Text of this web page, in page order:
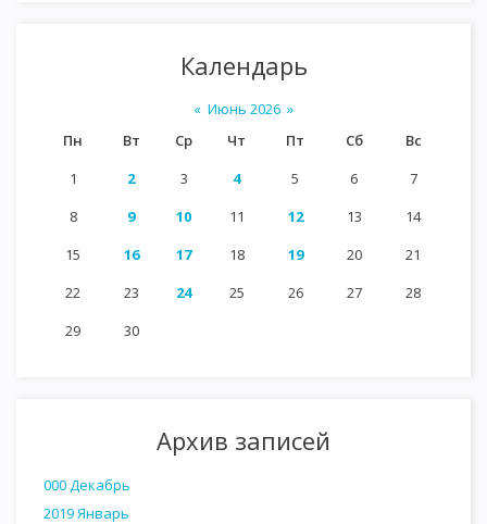
Календарь
« Июнь 2026 »
Пн
Вт Ср Чт Пт Сб
Вс
1
2 3 4 5 6
7
8
9 10 11 12 13
14
15
16 17 18 19 20
21
22
23 24 25 26 27
28
29
30
Архив записей
000 Декабрь
2019 Январь